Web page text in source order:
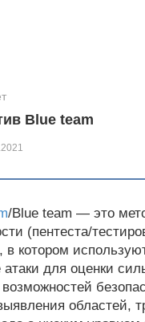
Blue team
/Blue team — это
(пентеста/
в котором
для оценки
областей,